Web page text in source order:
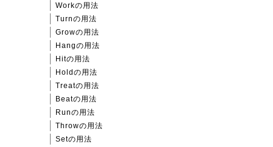
Workの用法
Turnの用法
Growの用法
Hangの用法
Hitの用法
Holdの用法
Treatの用法
Beatの用法
Runの用法
Throwの用法
Setの用法